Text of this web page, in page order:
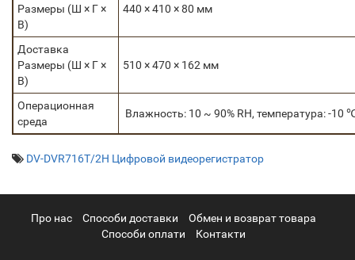
Размеры (Ш × Г ×
В)
440 × 410 × 80 мм
Доставка
Размеры (Ш × Г ×
В)
510 × 470 × 162 мм
Операционная
среда
Влажность: 10 ~ 90% RH, температура: -
DV-DVR716T/2H Цифровой видеорегистратор
Про нас Cпособи доставки
Обмен и возврат товара
Способи оплати
Контакти